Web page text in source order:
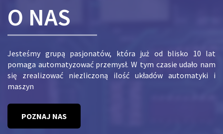
O NAS
Jesteśmy grupą pasjonatów, która już od blisko 10 lat
pomaga automatyzować przemysł. W tym czasie udało nam
się zrealizować niezliczoną ilość układów automatyki i
maszyn
POZNAJ NAS